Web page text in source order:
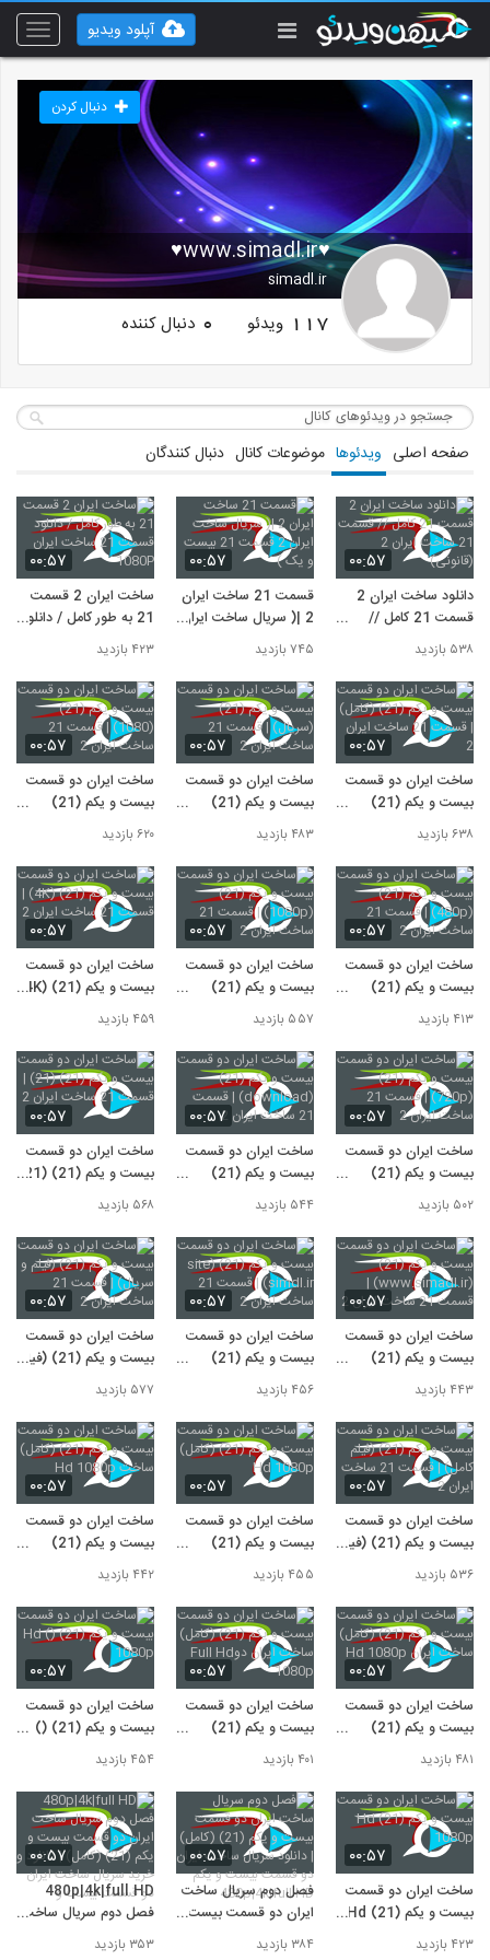
Toggle
آپلود ویدیو
♥www.simadl.ir♥
simadl.ir
دنبال کردن
117 ویدئو 0 دنبال کننده
صفحه اصلی ویدئوها موضوعات کانال دنبال کنندگان
۰۰:۵۷
دانلود ساخت ایران 2
قسمت 21 کامل //
۵۳۸ بازدید
۰۰:۵۷
قسمت 21 ساخت ایران
2 |( سریال ساخت ایران
یک )
۷۴۵ بازدید
۰۰:۵۷
ساخت ایران 2 قسمت
21 به طور کامل / دانلود
1080P
۴۲۳ بازدید
۰۰:۵۷
ساخت ایران دو قسمت
بیست و یکم (21)
ساخت ایران 2
۶۳۸ بازدید
۰۰:۵۷
ساخت ایران دو قسمت
بیست و یکم (21)
ساخت ایران 2
۴۸۳ بازدید
۰۰:۵۷
ساخت ایران دو قسمت
بیست و یکم (21)
ساخت ایران 2
۶۲۰ بازدید
۰۰:۵۷
ساخت ایران دو قسمت
بیست و یکم (21)
ساخت ایران 2
۴۱۳ بازدید
۰۰:۵۷
ساخت ایران دو قسمت
بیست و یکم (21)
ساخت ایران 2
۵۵۷ بازدید
۰۰:۵۷
ساخت ایران دو قسمت
بیست و یکم (21) (4K)
ایران 2
۴۵۹ بازدید
۰۰:۵۷
ساخت ایران دو قسمت
بیست و یکم (21)
ساخت ایران 2
۵۰۲ بازدید
۰۰:۵۷
ساخت ایران دو قسمت
بیست و یکم (21)
۵۴۴ بازدید
۰۰:۵۷
ساخت ایران دو قسمت
بیست و یکم (21) (21)
ایران 2
۵۶۸ بازدید
۰۰:۵۷
ساخت ایران دو قسمت
بیست و یکم (21)
2
۴۴۳ بازدید
۰۰:۵۷
ساخت ایران دو قسمت
بیست و یکم (21)
2
۴۵۶ بازدید
۰۰:۵۷
ساخت ایران دو قسمت
بیست و یکم (21) (فیلم
ساخت ایران 2
۵۷۷ بازدید
۰۰:۵۷
ساخت ایران دو قسمت
بیست و یکم (21) (فیلم
ساخت ایران 2
۵۳۶ بازدید
۰۰:۵۷
ساخت ایران دو قسمت
بیست و یکم (21)
(کامل) Hd 1080p
۴۵۵ بازدید
۰۰:۵۷
ساخت ایران دو قسمت
بیست و یکم (21)
1080p
۴۴۲ بازدید
۰۰:۵۷
ساخت ایران دو قسمت
بیست و یکم (21)
1080p
۴۸۱ بازدید
۰۰:۵۷
ساخت ایران دو قسمت
بیست و یکم (21)
(کامل) ساخت ایران
۴۰۱ بازدید
۰۰:۵۷
ساخت ایران دو قسمت
بیست و یکم (21) ()
Hd 1080p
۴۵۴ بازدید
۰۰:۵۷
ساخت ایران دو قسمت
بیست و یکم (21) Hd
1080p
۴۲۳ بازدید
۰۰:۵۷
فصل دوم سریال ساخت
ایران دو قسمت بیست و
یکم (21) (کامل) |
۳۸۴ بازدید
۰۰:۵۷
480p|4k|full HD
فصل دوم سریال ساخت
ایران دو قسمت بیست و
۳۵۳ بازدید